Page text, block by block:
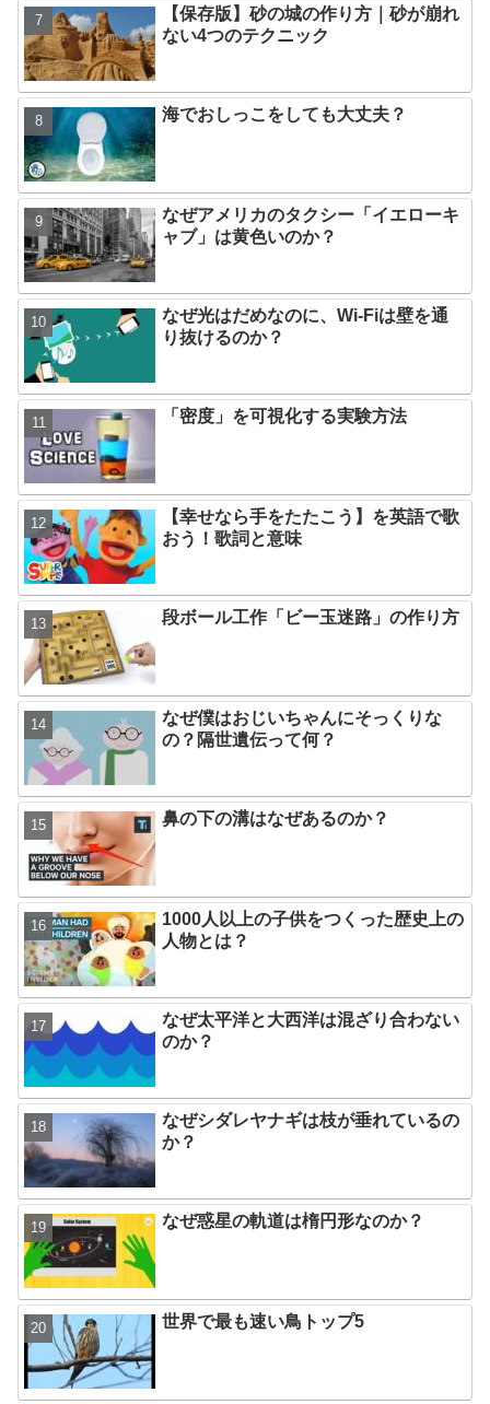
【保存版】砂の城の作り方｜砂が崩れ
ない4つのテクニック
海でおしっこをしても大丈夫？
なぜアメリカのタクシー「イエローキ
ャブ」は黄色いのか？
なぜ光はだめなのに、Wi-Fiは壁を通
り抜けるのか？
「密度」を可視化する実験方法
【幸せなら手をたたこう】を英語で歌
おう！歌詞と意味
段ボール工作「ビー玉迷路」の作り方
なぜ僕はおじいちゃんにそっくりな
の？隔世遺伝って何？
鼻の下の溝はなぜあるのか？
1000人以上の子供をつくった歴史上の
人物とは？
なぜ太平洋と大西洋は混ざり合わない
のか？
なぜシダレヤナギは枝が垂れているの
か？
なぜ惑星の軌道は楕円形なのか？
世界で最も速い鳥トップ5